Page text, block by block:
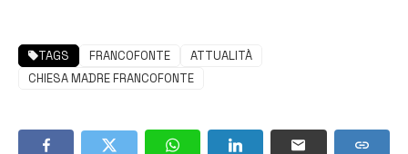
TAGS FRANCOFONTE
ATTUALITÀ
CHIESA MADRE FRANCOFONTE